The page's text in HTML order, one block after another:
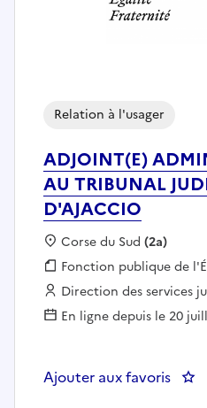
ADJOINT(E)
AU TRIBUNAL
D'AJACCIO
Relation à l'usager
Localisation :
Corse du Sud (2a)
Fonction publique :
Fonction publique de
Employeur :
Direction des services
En ligne depuis le 20
Ajouter aux favoris :